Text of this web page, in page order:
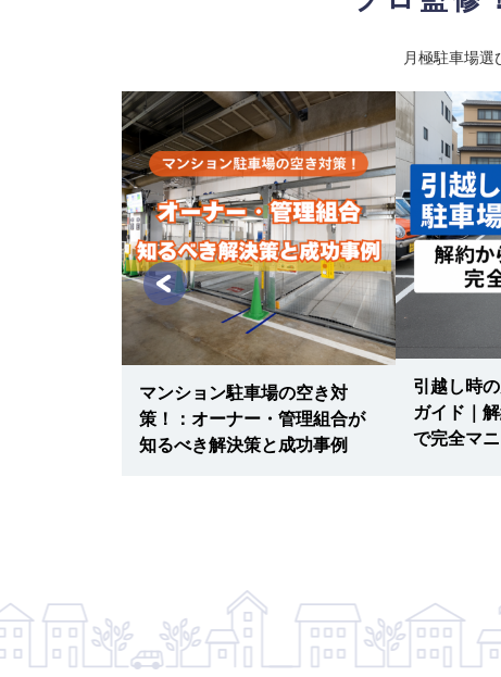
月極駐車場選
マンション駐車場の空き対
策！：オーナー・管理組合が
知るべき解決策と成功事例
引越し時
ガイド｜
で完全マ